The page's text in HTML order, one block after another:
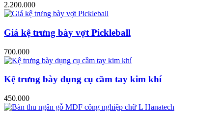
2.200.000
Giá kệ trưng bày vợt Pickleball
700.000
Kệ trưng bày dụng cụ cầm tay kim khí
450.000